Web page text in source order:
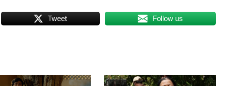
Tweet Follow us